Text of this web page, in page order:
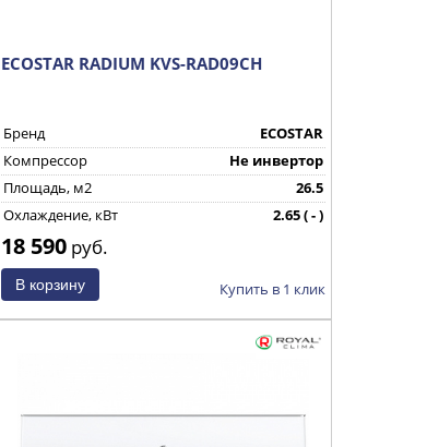
ECOSTAR RADIUM KVS-RAD09CH
Бренд
ECOSTAR
Компрессор
Не инвертор
Площадь, м2
26.5
Охлаждение, кВт
2.65 ( - )
Страна производства
18 590 руб.
Купить в 1 клик